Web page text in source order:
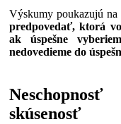
Výskumy poukazujú na
predpovedať, ktorá
ak úspešne
nedovedieme do
skúsenosť